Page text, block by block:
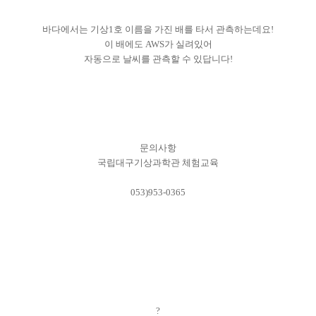
바다에서는 기상1호 이름을 가진 배를 타서 관측하는데요!
이 배에도 AWS가 실려있어
자동으로 날씨를 관측할 수 있답니다!
문의사항
국립대구기상과학관 체험교육
053)953-0365
?